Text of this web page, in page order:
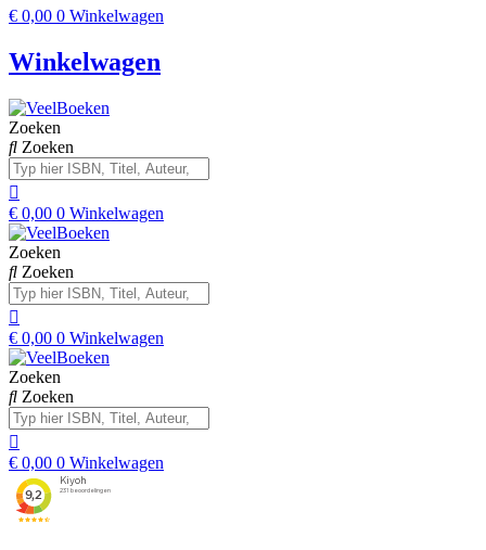
€ 0,00 0 Winkelwagen
Winkelwagen
Zoeken
Zoeken
€ 0,00 0 Winkelwagen
Zoeken
Zoeken
€ 0,00 0 Winkelwagen
Zoeken
Zoeken
€ 0,00 0 Winkelwagen